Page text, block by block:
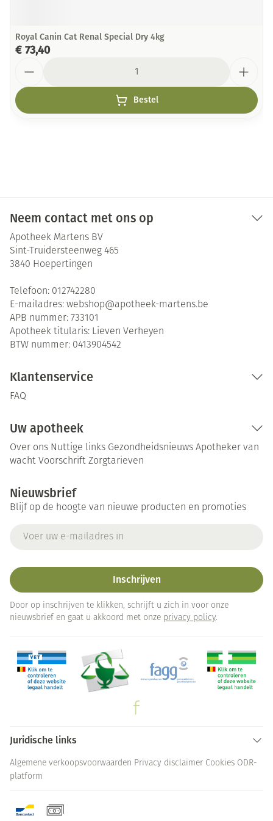
Royal Canin Cat Renal Special Dry 4kg
€ 73,40
Bestel
Neem contact met ons op
Apotheek Martens BV
Sint-Truidersteenweg 465
3840 Hoepertingen
Telefoon: 012742280
E-mailadres: webshop@apotheek-martens.be
APB nummer: 733101
Apotheek titularis: Lieven Verheyen
BTW nummer: 0413904542
Klantenservice
FAQ
Uw apotheek
Over ons Nuttige links Gezondheidsnieuws Apotheker van
wacht Voorschrift Zorgtarieven
Nieuwsbrief
Blijf op de hoogte van nieuwe producten en promoties
Inschrijven
Door op inschrijven te klikken, schrijft u zich in voor onze
nieuwsbrief en gaat u akkoord met onze privacy policy.
Juridische links
Algemene verkoopsvoorwaarden Privacy disclaimer Cookies ODR-
platform